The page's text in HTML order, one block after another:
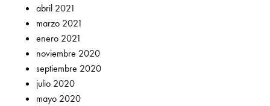
abril 2021
marzo 2021
enero 2021
noviembre 2020
septiembre 2020
julio 2020
mayo 2020